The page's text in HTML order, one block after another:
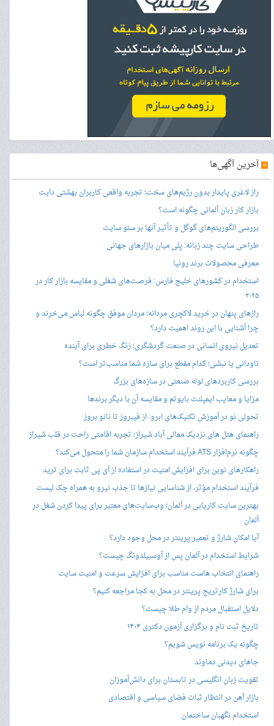
»آخرین آگهی‌ها
راز لاغری پایدار بدون رژیم‌های سخت؛ تجربه واقعی کاربران بهشتی دایت
بازار کار زبان آلمانی چگونه است؟
بررسی الگوریتم‌های گوگل و تأثیر آنها بر سئو سایت
طراحی سایت چند زبانه: پلی میان بازارهای جهانی
معرفی محصولات برند رونیا
استخدام در کشورهای خلیج فارس: فرصت‌های شغلی و مقایسه بازار کار در
۲۰۲۵
رازهای پنهان در خرید لاکچری مردانه؛ مردان موفق چگونه لباس می‌خرند و
چرا آشنایی با این روند اهمیت دارد؟
تعدیل نیروی انسانی در صنعت گردشگری؛ زنگ خطری برای آینده
ناودانی یا نبشی؛ کدام مقطع برای سازه شما مناسب‌تر است؟
بررسی کاربردهای لوله صنعتی در سازه‌های بزرگ
مزایا و معایب ایمپلنت بایوتم و مقایسه آن با دیگر برندها
تحولی نو در آموزش تکنیک‌های ابرو: از فیبروز تا نانو بروز
راهنمای هتل های نزدیک معالی آباد شیراز؛ تجربه اقامتی راحت در قلب شیراز
چگونه نرم‌افزار ATS فرآیند استخدام سازمان شما را متحول می‌کند؟
راهکارهای نوین برای افزایش امنیت در استفاده از آی پی ثابت برای ترید
فرآیند استخدام مؤثر، از شناسایی نیازها تا جذب نیرو به همراه چک لیست
بهترین سایت کاریابی در آلمان؛ وب‌سایت‌های معتبر برای پیدا کردن شغل در
آلمان
آیا امکان شارژ و تعمیر پرینتر در محل وجود دارد؟
شرایط استخدام در آلمان پس از آوسبیلدونگ چیست؟
راهنمای انتخاب هاست مناسب برای افزایش سرعت و امنیت سایت
برای شارژ کارتریج پرینتر در محل به کجا مراجعه کنیم؟
دلایل استقبال مردم از وام طلا چیست؟
تاریخ ثبت نام و برگزاری آزمون دکتری ۱۴۰۴
چگونه یک برنامه نویس شویم؟
جاهای دیدنی دماوند
تقویت زبان انگلیسی در تابستان برای دانش‌آموزان
بازار آهن در انتظار ثبات فضای سیاسی و اقتصادی
استخدام نگهبان ساختمان